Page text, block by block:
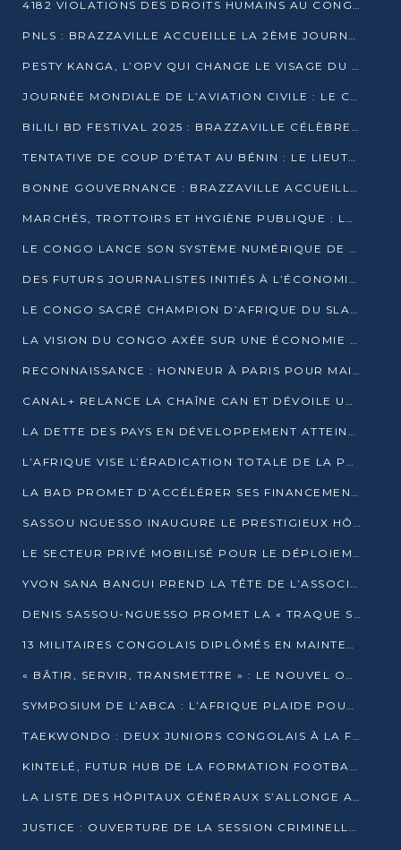
4182 VIOLATIONS DES DROITS HUMAINS AU CONGO EN 2025 SELON LE CAD
PNLS : BRAZZAVILLE ACCUEILLE LA 2ÈME JOURNÉE SCIENTIFIQUE SUR LE VIH/SIDA
PESTY KANGA, L’OPV QUI CHANGE LE VISAGE DU REPORTAGE AU CONGO
JOURNÉE MONDIALE DE L’AVIATION CIVILE : LE CONGO MISE SUR L’INNOVATION ET LA SÉCURITÉ
BILILI BD FESTIVAL 2025 : BRAZZAVILLE CÉLÈBRE DIX ANS DE CRÉATION GRAPHIQUE AFRICAINE
TENTATIVE DE COUP D’ÉTAT AU BÉNIN : LE LIEUTENANT-COLONEL TIGRI S’AUTOPROCLAME CHEF D’UN COMITÉ MILITAIRE
BONNE GOUVERNANCE : BRAZZAVILLE ACCUEILLE LES PREMIÈRES JOURNÉES CONGOLAISES DE L’ÉVALUATION
MARCHÉS, TROTTOIRS ET HYGIÈNE PUBLIQUE : LE GOUVERNEMENT DURCIT LE TON
LE CONGO LANCE SON SYSTÈME NUMÉRIQUE DE VÉRIFICATION DU BOIS
DES FUTURS JOURNALISTES INITIÉS À L’ÉCONOMIE BLEUE DURABLE
LE CONGO SACRÉ CHAMPION D’AFRIQUE DU SLAM 2025
LA VISION DU CONGO AXÉE SUR UNE ÉCONOMIE BAS CARBONE AU RENDEZ-VOUS DE MONACO 2025
RECONNAISSANCE : HONNEUR À PARIS POUR MAIXENT RAOUL OMINGA
CANAL+ RELANCE LA CHAÎNE CAN ET DÉVOILE UNE OFFRE EXCEPTIONNELLE POUR DÉCEMBRE
LA DETTE DES PAYS EN DÉVELOPPEMENT ATTEINT UN SOMMET HISTORIQUE ENTRE 2022 ET 2024
L’AFRIQUE VISE L’ÉRADICATION TOTALE DE LA POLIOMYÉLITE D’ICI 2026
LA BAD PROMET D’ACCÉLÉRER SES FINANCEMENTS AVEC LE MINISTÈRE DE L’ASSAINISSEMENT
SASSOU NGUESSO INAUGURE LE PRESTIGIEUX HÔTEL KEMPINSKI BRAZZAVILLE
LE SECTEUR PRIVÉ MOBILISÉ POUR LE DÉPLOIEMENT DE 19 MINI-CENTRALES SOLAIRES
YVON SANA BANGUI PREND LA TÊTE DE L’ASSOCIATION DES BANQUES CENTRALES AFRICAINES
DENIS SASSOU-NGUESSO PROMET LA « TRAQUE SANS RELÂCHE » DU GRAND BANDITISME
13 MILITAIRES CONGOLAIS DIPLÔMÉS EN MAINTENANCE INDUSTRIELLE APRÈS TROIS ANS DE FORMATION À L’UNIVERSITÉ MARIEN-NGOUABI
« BÂTIR, SERVIR, TRANSMETTRE » : LE NOUVEL OUVRAGE QUI INTERPELLE LES COLLECTIVITÉS
SYMPOSIUM DE L’ABCA : L’AFRIQUE PLAIDE POUR UN FINANCEMENT CLIMATIQUE ÉQUITABLE
TAEKWONDO : DEUX JUNIORS CONGOLAIS À LA FINALE D’OPEN SYRIES 2025 À ABIDJAN
KINTELÉ, FUTUR HUB DE LA FORMATION FOOTBALLISTIQUE AFRICAINE ?
LA LISTE DES HÔPITAUX GÉNÉRAUX S’ALLONGE AU CONGO
JUSTICE : OUVERTURE DE LA SESSION CRIMINELLE À BRAZZAVILLE AVEC 52 DOSSIERS AU RÔLE